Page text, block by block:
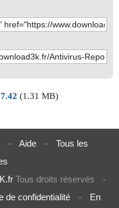
(1.31 MB)
- Aide -
Tous les
Tous droits réservés
-
de confidentialité - En